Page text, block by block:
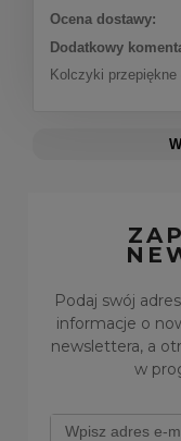
Kolczyki kwiatki
Ocena dostawy:
Dodatkowy
Kolczyki
Podaj swój
informacje o
newslettera, a
w